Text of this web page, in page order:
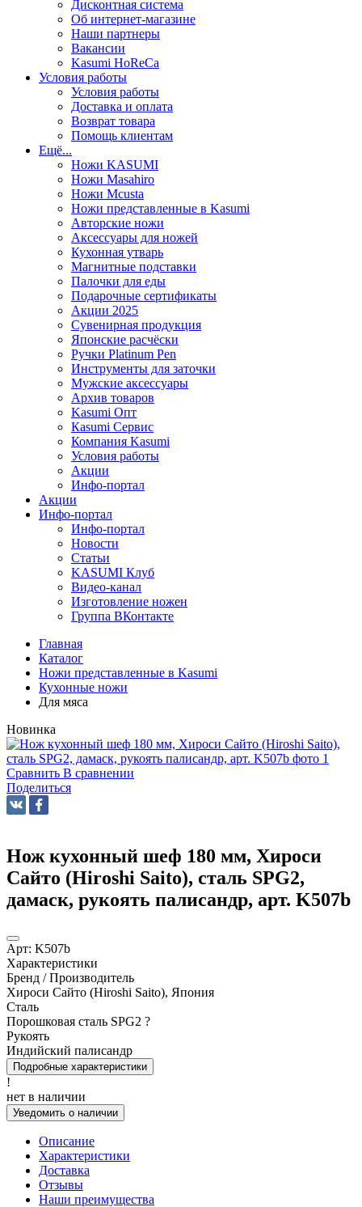
Дисконтная система
Об интернет-магазине
Наши партнеры
Вакансии
Kasumi HoReCa
Условия работы
Условия работы
Доставка и оплата
Возврат товара
Помощь клиентам
Ещё...
Ножи KASUMI
Ножи Masahiro
Ножи Mcusta
Ножи представленные в Kasumi
Авторские ножи
Аксессуары для ножей
Кухонная утварь
Магнитные подставки
Палочки для еды
Подарочные сертификаты
Акции 2025
Сувенирная продукция
Японские расчёски
Ручки Platinum Pen
Инструменты для заточки
Мужские аксессуары
Архив товаров
Kasumi Опт
Кasumi Сервис
Компания Kasumi
Условия работы
Акции
Инфо-портал
Акции
Инфо-портал
Инфо-портал
Новости
Статьи
KASUMI Клуб
Видео-канал
Изготовление ножен
Группа ВКонтакте
Главная
Каталог
Ножи представленные в Kasumi
Кухонные ножи
Для мяса
Новинка
Сравнить В сравнении
Поделиться
Нож кухонный шеф 180 мм, Хироси
Сайто (Hiroshi Saito), сталь SPG2,
дамаск, рукоять палисандр, арт. K507b
Арт: K507b
Характеристики
Бренд / Производитель
Хироси Сайто (Hiroshi Saito), Япония
Сталь
Порошковая сталь SPG2 ?
Рукоять
Индийский палисандр
Подробные характеристики
!
нет в наличии
Уведомить о наличии
Описание
Характеристики
Доставка
Отзывы
Наши преимущества